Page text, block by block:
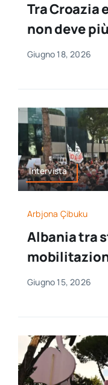
per:Tra Croazia
non deve
Giugno 18, 2026
Intervista
Arbjona Çibuku
Albania tra
Giugno 15, 2026